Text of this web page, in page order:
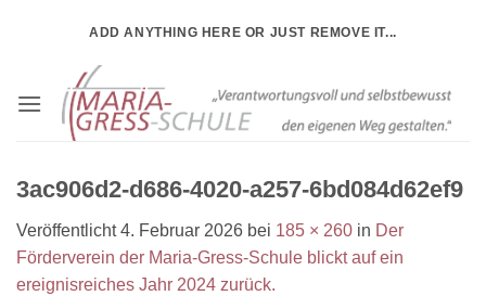
ADD ANYTHING HERE OR JUST REMOVE IT...
3ac906d2-d686-4020-a257-6bd084d62ef9
Veröffentlicht4. Februar 2026 bei 185 × 260 in Der
Förderverein der Maria-Gress-Schule blickt auf ein
ereignisreiches Jahr 2024 zurück.